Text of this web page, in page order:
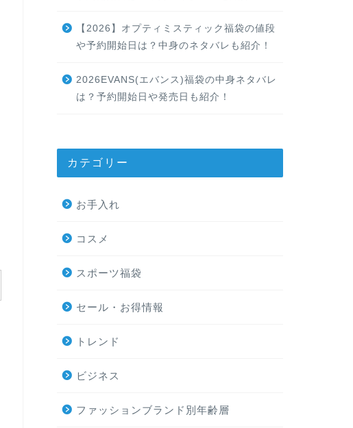
【2026】オプティミスティック福袋の値段
や予約開始日は？中身のネタバレも紹介！
2026EVANS(エバンス)福袋の中身ネタバレ
は？予約開始日や発売日も紹介！
カテゴリー
お手入れ
コスメ
スポーツ福袋
セール・お得情報
トレンド
ビジネス
ファッションブランド別年齢層